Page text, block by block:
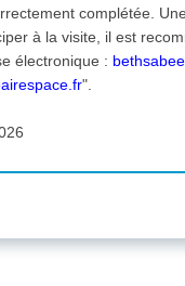
complétée.
à la visite, il est
électronique :
".